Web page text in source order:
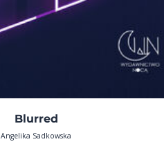
Blurred
Angelika Sadkowska